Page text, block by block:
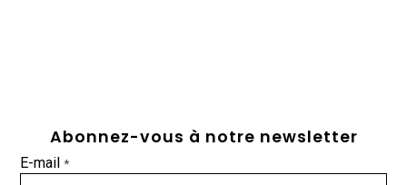
Abonnez-vous à notre newsletter
E-mail*